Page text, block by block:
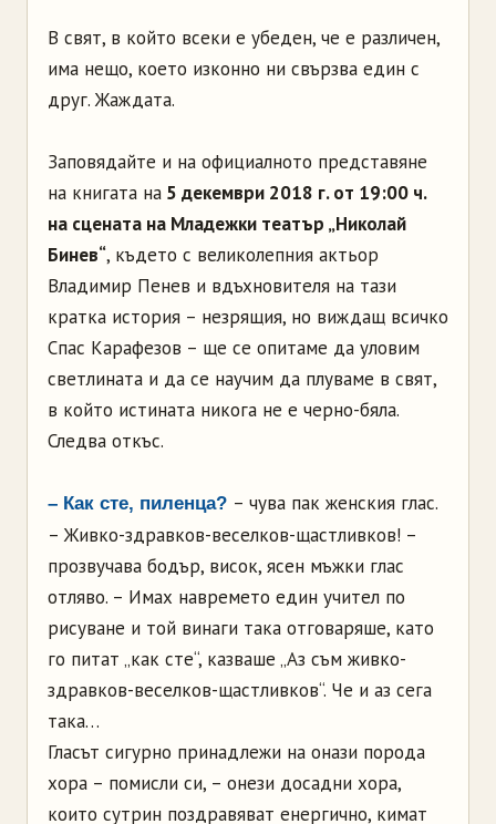
В свят, в който всеки е убеден, че е различен,
има нещо, което изконно ни свързва един с
друг. Жаждата.
Заповядайте и на официалното представяне
на книгата на 5 декември 2018 г. от 19:00 ч.
на сцената на Младежки театър „Николай
Бинев“, където с великолепния актьор
Владимир Пенев и вдъхновителя на тази
кратка история – незрящия, но виждащ всичко
Спас Карафезов – ще се опитаме да уловим
светлината и да се научим да плуваме в свят,
в който истината никога не е черно-бяла.
Следва откъс.
– Как сте, пиленца? – чува пак женския глас.
– Живко-здравков-веселков-щастливков! –
прозвучава бодър, висок, ясен мъжки глас
отляво. – Имах навремето един учител по
рисуване и той винаги така отговаряше, като
го питат „как сте“, казваше „Аз съм живко-
здравков-веселков-щастливков“. Че и аз сега
така…
Гласът сигурно принадлежи на онази порода
хора – помисли си, – онези досадни хора,
които сутрин поздравяват енергично, кимат